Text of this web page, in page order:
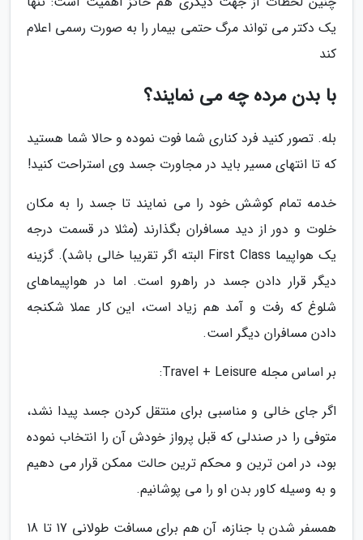
یک دکتر می تواند مرگ حتمی بیمار را به صورت رسمی اعلام
کند
با بدن مرده چه می نمایند؟
بله. تصور کنید فرد کناری شما فوت نموده و حالا شما هستید
که تا انتهای مسیر باید در مجاورت جسد وی استراحت کنید!
خدمه تمام کوشش خود را می نمایند تا جسد را به مکان
خلوت و دور از دید مسافران بگذارند (مثلا در قسمت درجه
یک هواپیما First Class البته اگر تقریبا خالی باشد). گزینه
دیگر قرار دادن جسد در راهرو است. اما در هواپیماهای
شلوغ که رفت و آمد هم زیاد است، این کار عملا شکنجه
دادن مسافران دیگر است.
بر اساس مجله Travel + Leisure:
اگر جای خالی و مناسبی برای منتقل کردن جسد پیدا نشد،
متوفی را در صندلی که قبل پرواز خودش آن را انتخاب نموده
بود، در امن ترین و محکم ترین حالت ممکن قرار می دهیم
و به وسیله کاور بدن او را می پوشانیم.
همسفر شدن با جنازه، آن هم برای مسافت طولانی 17 تا 18